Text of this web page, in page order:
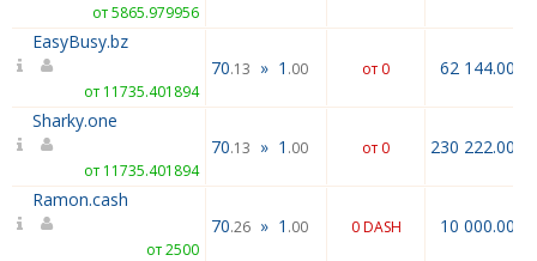
от 5865.979956
EasyBusy.bz
от 11735.401894
70.13 » 1 .00 от 0 62 144.00
Sharky.one
от 11735.401894
70.13 » 1 .00 от 0 230 222.00
Ramon.cash
от 2500
70.26 » 1 .00 0 DASH 10 000.00